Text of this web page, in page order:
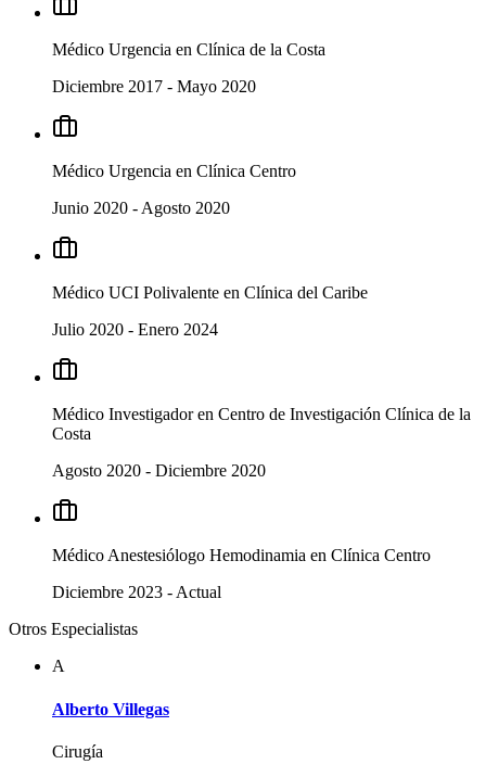
Médico Urgencia en Clínica de la Costa
Diciembre 2017 - Mayo 2020
Médico Urgencia en Clínica Centro
Junio 2020 - Agosto 2020
Médico UCI Polivalente en Clínica del Caribe
Julio 2020 - Enero 2024
Médico Investigadoren Centro de Investigación Clínica de la
Costa
Agosto 2020 - Diciembre 2020
Médico Anestesiólogo Hemodinamia en Clínica Centro
Diciembre 2023 - Actual
Otros Especialistas
A
Alberto Villegas
Cirugía